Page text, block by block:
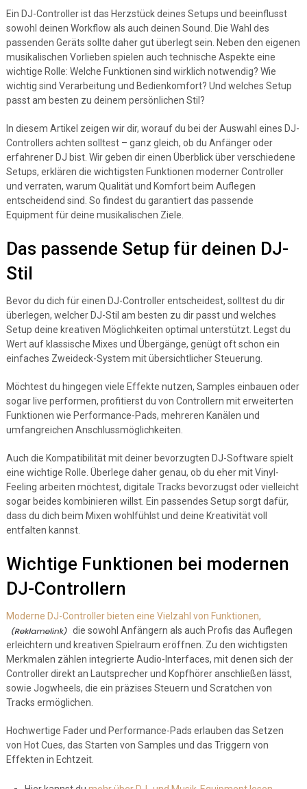
Ein DJ-Controller ist das Herzstück deines Setups und beeinflusst
sowohl deinen Workflow als auch deinen Sound. Die Wahl des
passenden Geräts sollte daher gut überlegt sein. Neben den eigenen
musikalischen Vorlieben spielen auch technische Aspekte eine
wichtige Rolle: Welche Funktionen sind wirklich notwendig? Wie
wichtig sind Verarbeitung und Bedienkomfort? Und welches Setup
passt am besten zu deinem persönlichen Stil?
In diesem Artikel zeigen wir dir, worauf du bei der Auswahl eines DJ-
Controllers achten solltest – ganz gleich, ob du Anfänger oder
erfahrener DJ bist. Wir geben dir einen Überblick über verschiedene
Setups, erklären die wichtigsten Funktionen moderner Controller
und verraten, warum Qualität und Komfort beim Auflegen
entscheidend sind. So findest du garantiert das passende
Equipment für deine musikalischen Ziele.
Das passende Setup für deinen DJ-
Stil
Bevor du dich für einen DJ-Controller entscheidest, solltest du dir
überlegen, welcher DJ-Stil am besten zu dir passt und welches
Setup deine kreativen Möglichkeiten optimal unterstützt. Legst du
Wert auf klassische Mixes und Übergänge, genügt oft schon ein
einfaches Zweideck-System mit übersichtlicher Steuerung.
Möchtest du hingegen viele Effekte nutzen, Samples einbauen oder
sogar live performen, profitierst du von Controllern mit erweiterten
Funktionen wie Performance-Pads, mehreren Kanälen und
umfangreichen Anschlussmöglichkeiten.
Auch die Kompatibilität mit deiner bevorzugten DJ-Software spielt
eine wichtige Rolle. Überlege daher genau, ob du eher mit Vinyl-
Feeling arbeiten möchtest, digitale Tracks bevorzugst oder vielleicht
sogar beides kombinieren willst. Ein passendes Setup sorgt dafür,
dass du dich beim Mixen wohlfühlst und deine Kreativität voll
entfalten kannst.
Wichtige Funktionen bei modernen
DJ-Controllern
Moderne DJ-Controller bieten eine Vielzahl von Funktionen,
die sowohl Anfängern als auch Profis das Auflegen
erleichtern und kreativen Spielraum eröffnen. Zu den wichtigsten
Merkmalen zählen integrierte Audio-Interfaces, mit denen sich der
Controller direkt an Lautsprecher und Kopfhörer anschließen lässt,
sowie Jogwheels, die ein präzises Steuern und Scratchen von
Tracks ermöglichen.
Hochwertige Fader und Performance-Pads erlauben das Setzen
von Hot Cues, das Starten von Samples und das Triggern von
Effekten in Echtzeit.